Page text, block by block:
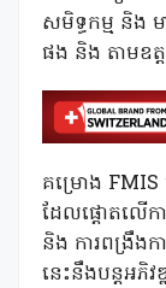
សមិទ្ធកម្ម និង
ផង និង តាមឧត្ត
គម្រោង
ដែលផ្តោតលើក
និង ការពង្រឹង
នេះនឹងបន្តអភិ